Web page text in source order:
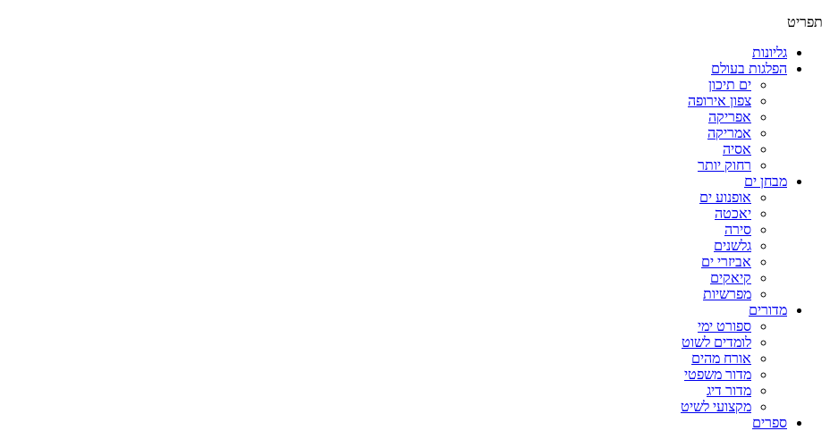
תפריט
גליונות
הפלגות בעולם
ים תיכון
צפון אירופה
אפריקה
אמריקה
אסיה
רחוק יותר
מבחן ים
אופנוע ים
יאכטה
סירה
גלשנים
אביזרי ים
קיאקים
מפרשיות
מדורים
ספורט ימי
לומדים לשוט
אורח מהים
מדור משפטי
מדור דיג
מקצועי לשיט
ספרים